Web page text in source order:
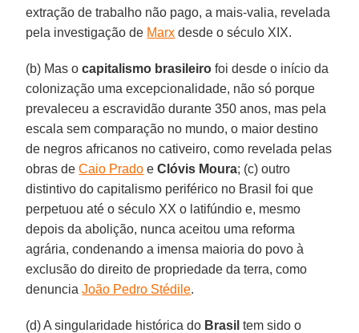
extração de trabalho não pago, a mais-valia, revelada
pela investigação de Marx desde o século XIX.
(b) Mas ocapitalismo brasileiro foi desde o início da
colonização uma excepcionalidade, não só porque
prevaleceu a escravidão durante 350 anos, mas pela
escala sem comparação no mundo, o maior destino
de negros africanos no cativeiro, como revelada pelas
obras deCaio Prado eClóvis Moura; (c) outro
distintivo do capitalismo periférico no Brasil foi que
perpetuou até o século XX o latifúndio e, mesmo
depois da abolição, nunca aceitou uma reforma
agrária, condenando a imensa maioria do povo à
exclusão do direito de propriedade da terra, como
denunciaJoão Pedro Stédile.
(d) A singularidade histórica do Brasil tem sido o